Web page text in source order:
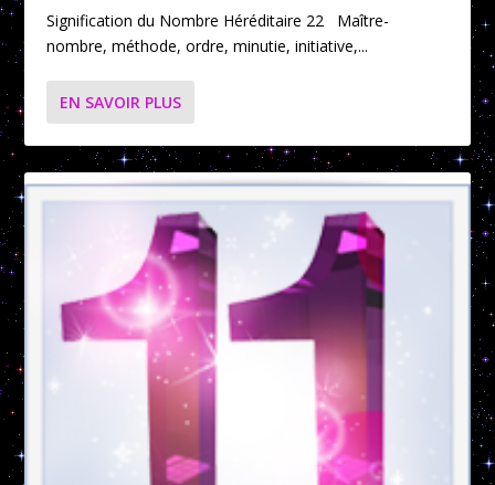
Signification du Nombre Héréditaire 22 Maître-
nombre, méthode, ordre, minutie, initiative,...
EN SAVOIR PLUS